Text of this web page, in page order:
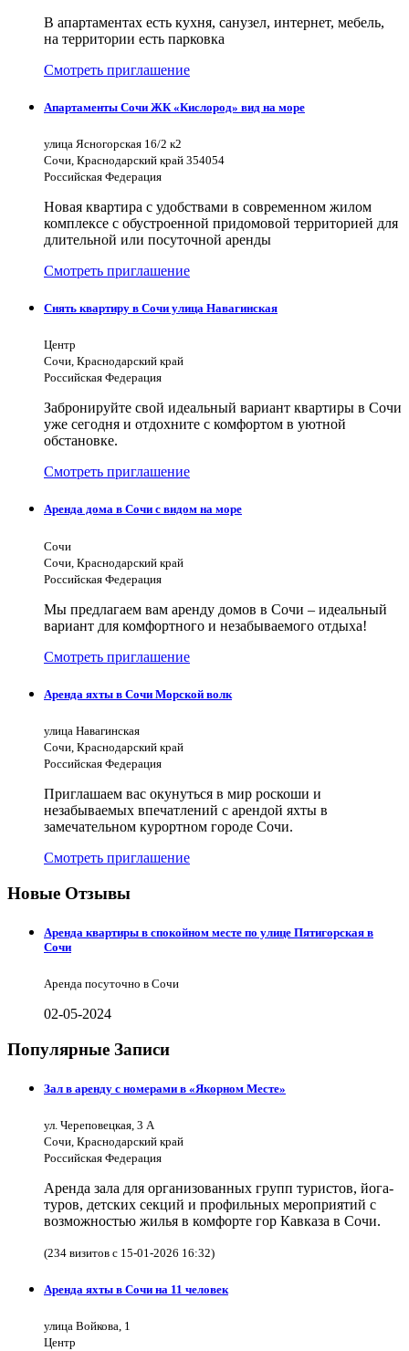
В апартаментах есть кухня, санузел, интернет, мебель,
на территории есть парковка
Смотреть приглашение
Апартаменты Сочи ЖК «Кислород» вид на море
улица Ясногорская 16/2 к2
Сочи, Краснодарский край 354054
Российская Федерация
Новая квартира с удобствами в современном жилом
комплексе с обустроенной придомовой территорией для
длительной или посуточной аренды
Смотреть приглашение
Снять квартиру в Сочи улица Навагинская
Центр
Сочи, Краснодарский край
Российская Федерация
Забронируйте свой идеальный вариант квартиры в Сочи
уже сегодня и отдохните с комфортом в уютной
обстановке.
Смотреть приглашение
Аренда дома в Сочи с видом на море
Сочи
Сочи, Краснодарский край
Российская Федерация
Мы предлагаем вам аренду домов в Сочи – идеальный
вариант для комфортного и незабываемого отдыха!
Смотреть приглашение
Аренда яхты в Сочи Морской волк
улица Навагинская
Сочи, Краснодарский край
Российская Федерация
Приглашаем вас окунуться в мир роскоши и
незабываемых впечатлений с арендой яхты в
замечательном курортном городе Сочи.
Смотреть приглашение
Новые Отзывы
Аренда квартиры в спокойном месте по улице Пятигорская в
Сочи
Аренда посуточно в Сочи
02-05-2024
Популярные Записи
Зал в аренду с номерами в «Якорном Месте»
ул. Череповецкая, 3 А
Сочи, Краснодарский край
Российская Федерация
Аренда зала для организованных групп туристов, йога-
туров, детских секций и профильных мероприятий с
возможностью жилья в комфорте гор Кавказа в Сочи.
(234 визитов с 15-01-2026 16:32)
Аренда яхты в Сочи на 11 человек
улица Войкова, 1
Центр